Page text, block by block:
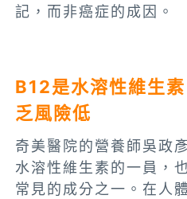
記，而非癌症的成因。
B12是水溶性維生
乏風險低
奇美醫院的營養師吳政
水溶性維生素的一員，
常見的成分之一。在人